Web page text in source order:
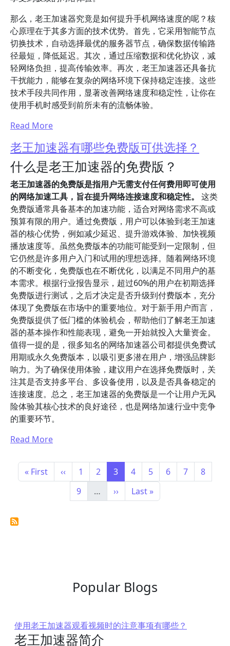
那么，老王加速器究竟是如何提升手机网络速度的呢？核
心原理在于其多方面的技术优势。首先，它采用智能节点
切换技术，自动选择最优的服务器节点，确保数据传输路
径最短，降低延迟。其次，通过压缩数据和优化协议，减
轻网络负担，提高传输效率。再次，老王加速器还具备抗
干扰能力，能够在复杂的网络环境下保持稳定连接。这些
技术手段共同作用，显著改善网络速度和稳定性，让你在
使用手机时感受到前所未有的流畅体验。
Read More
老王加速器有哪些免费版可供选择？
什么是老王加速器的免费版？
老王加速器的免费版是指用户无需支付任何费用即可使用
的网络加速工具，旨在提升网络连接速度和稳定性。
这类
免费版通常具备基本的加速功能，适合对网络需求不高或
预算有限的用户。通过免费版，用户可以体验到老王加速
器的核心优势，例如减少延迟、提升游戏体验、加快视频
播放速度等。虽然免费版本的功能可能受到一定限制，但
它仍然是许多用户入门和试用的理想选择。随着网络环境
的不断变化，免费版也在不断优化，以满足不同用户的基
本需求。根据行业报告显示，超过60%的用户在初期选择
免费版进行测试，之后才决定是否升级到付费版本，充分
体现了免费版在市场中的重要地位。对于新手用户而言，
免费版提供了低门槛的体验机会，帮助他们了解老王加速
器的基本操作和性能表现，避免一开始就投入大量资金。
值得一提的是，很多知名的网络加速器公司都提供免费试
用期或永久免费版本，以吸引更多潜在用户，增强品牌影
响力。为了确保使用体验，建议用户在选择免费版时，关
注其是否支持多平台、多设备使用，以及是否具备稳定的
连接速度。总之，老王加速器的免费版是一个让用户无风
险体验其核心技术的良好途径，也是网络加速行业中竞争
的重要环节。
Read More
Pagination
First page
« First Previous page
‹‹ Page
1 Page
2 Page
3 Page
4 Page
5 Page
6 Page
7 Page
8
Page
9 … Next page
›› Last page
Last »
Popular Blogs
使用老王加速器观看视频时的注意事项有哪些？
老王加速器简介